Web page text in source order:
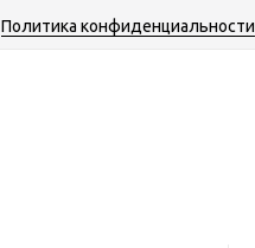
Политика конфиденциальности